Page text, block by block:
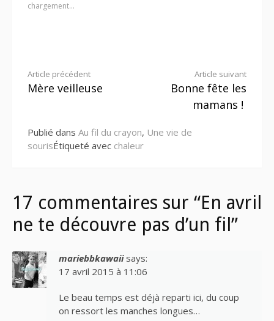
chargement…
Lire
Article précédent
Mère veilleuse
Article suivant
Bonne fête les
mamans !
Publié dans Au fil du crayon, Une vie de
sourisÉtiqueté avec chaleur
17 commentaires sur “En avril
ne te découvre pas d’un fil”
mariebbkawaii says:
17 avril 2015 à 11:06
Le beau temps est déjà reparti ici, du coup
on ressort les manches longues…